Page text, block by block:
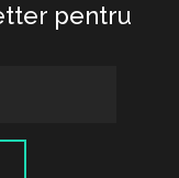
pentru